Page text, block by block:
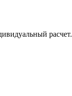
расчет.